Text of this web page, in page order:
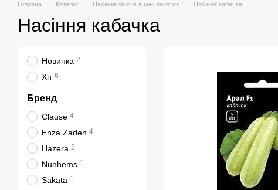
Головна Каталог Насіння овочів в міні пакетах Насіння кабачка
Насіння кабачка
Новинка 2
Хіт 6
Бренд
Clause 4
Enza Zaden 4
Hazera 2
Nunhems 1
Sakata 1